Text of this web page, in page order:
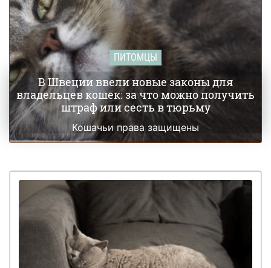
ПИТОМЦЫ
В Швеции ввели новые законы для
владельцев кошек: за что можно получить
штраф или сесть в тюрьму
Кошачьи права защищены